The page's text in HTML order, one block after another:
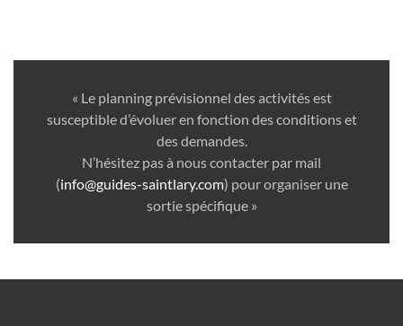
« Le planning prévisionnel des activités est
susceptible d’évoluer en fonction des conditions et
des demandes.
N’hésitez pas à nous contacter par mail
(info@guides-saintlary.com) pour organiser une
sortie spécifique »